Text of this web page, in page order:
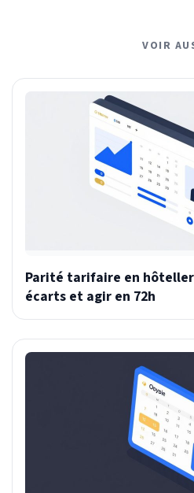
VOIR
Parité tarifaire en
écarts et agir en 72h